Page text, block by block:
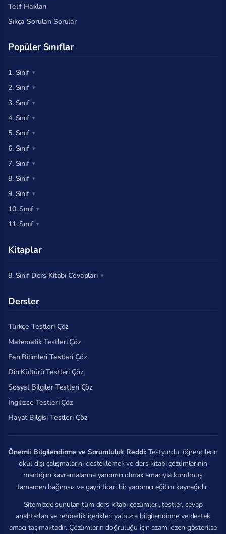
Telif Hakları
Sıkça Sorulan Sorular
Popüler Sınıflar
1. Sınıf
2. Sınıf
3. Sınıf
4. Sınıf
5. Sınıf
6. Sınıf
7. Sınıf
8. Sınıf
9. Sınıf
10. Sınıf
11. Sınıf
Kitaplar
8. Sınıf Ders Kitabı Cevapları
Dersler
Türkçe Testleri Çöz
Matematik Testleri Çöz
Fen Bilimleri Testleri Çöz
Din Kültürü Testleri Çöz
Sosyal Bilgiler Testleri Çöz
İngilizce Testleri Çöz
Hayat Bilgisi Testleri Çöz
Önemli Bilgilendirme ve Sorumluluk Reddi: Testyurdu, öğrencilerin
okul dışı çalışmalarını desteklemek ve ders kitabı çözümlerinin
mantığını kavramalarına yardımcı olmak amacıyla kurulmuş
tamamen bağımsız ve gayri ticari bir yardımcı eğitim kaynağıdır.
Sitemizde sunulan tüm ders kitabı çözümleri, testler, cevap
anahtarları ve rehberlik içerikleri yalnızca bilgilendirme ve destek
amacı taşımaktadır. Çözümlerin doğruluğu için azami özen gösterilse